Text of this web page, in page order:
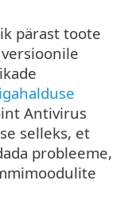
pärast toote
Antivirus
selleks, et
probleeme,